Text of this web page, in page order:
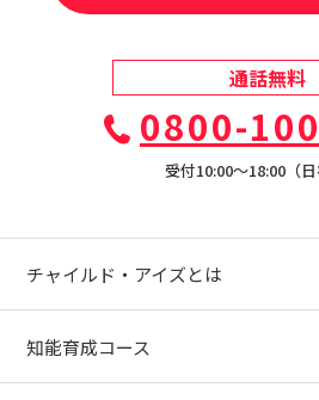
通話無料
0800-
受付10:00〜18:00（日
チャイルド・アイズとは
知能育成コース